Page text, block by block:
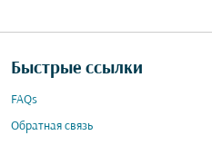
Быстрые ссылки
FAQs
Обратная связь